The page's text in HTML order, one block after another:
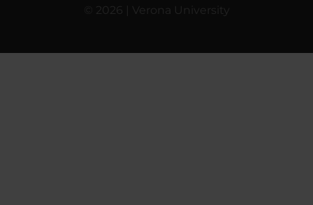
© 2026 | Verona University